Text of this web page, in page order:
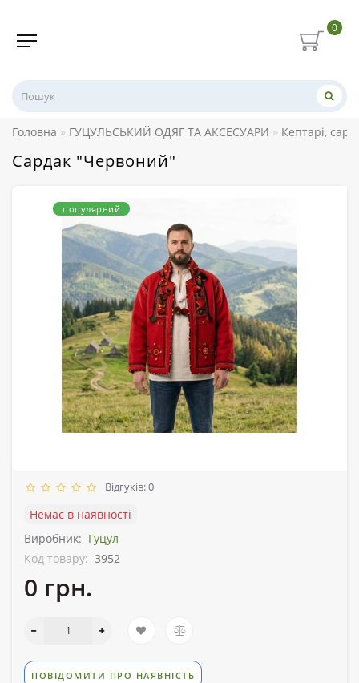
0
Головна ГУЦУЛЬСЬКИЙ ОДЯГ ТА АКСЕСУАРИ Кептарі,
Сардак "Червоний"
популярний
Відгуків: 0
Немає в наявності
Виробник: Гуцул
Код товару: 3952
0 грн.
ПОВІДОМИТИ ПРО НАЯВНІСТЬ